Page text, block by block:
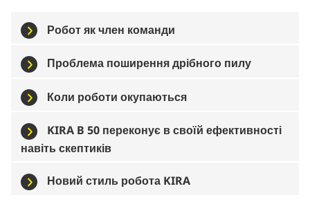
Робот як член команди
Проблема поширення дрібного пилу
Коли роботи окупаються
KIRA B 50 переконує в своїй ефективності
навіть скептиків
Новий стиль робота KIRA